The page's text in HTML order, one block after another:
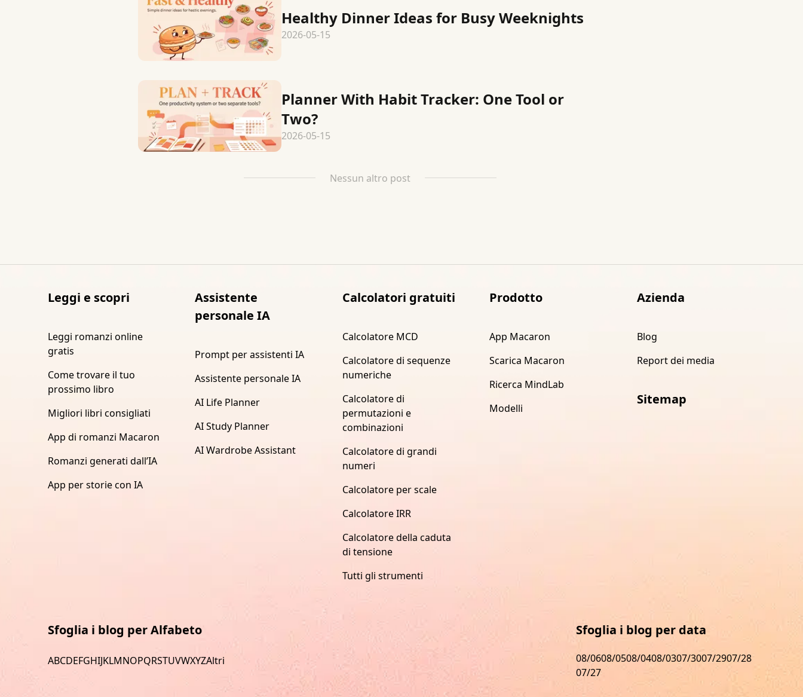
Healthy Dinner Ideas for Busy Weeknights
2026-05-15
Planner With Habit Tracker: One Tool or
Two?
2026-05-15
Nessun altro post
Leggi e scopri
Leggi romanzi online
gratis
Come trovare il tuo
prossimo libro
Migliori libri consigliati
App di romanzi Macaron
Romanzi generati dall’IA
App per storie con IA
Assistente
personale IA
Prompt per assistenti IA
Assistente personale IA
AI Life Planner
AI Study Planner
AI Wardrobe Assistant
Calcolatori gratuiti
Calcolatore MCD
Calcolatore di sequenze
numeriche
Calcolatore di
permutazioni e
combinazioni
Calcolatore di grandi
numeri
Calcolatore per scale
Calcolatore IRR
Calcolatore della caduta
di tensione
Tutti gli strumenti
Prodotto
App Macaron
Scarica Macaron
Ricerca MindLab
Modelli
Azienda
Blog
Report dei media
Sitemap
Sfoglia i blog per Alfabeto
ABCDEFGHIJKLMNOPQRSTUVWXYZAltri
Sfoglia i blog per data
08/0608/0508/0408/0307/3007/2907/28
07/27